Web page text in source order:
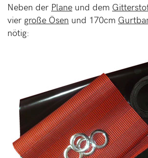
Neben der Plane und dem
vier große Ösen und 170cm
nötig: